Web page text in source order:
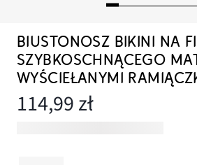
BIUSTONOSZ BIKINI NA
SZYBKOSCHNĄCEGO
WYŚCIEŁANYMI
114,99 zł